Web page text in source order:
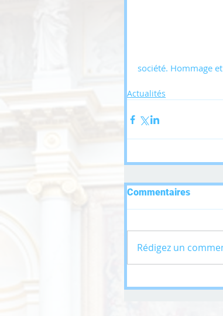
société. Hommage
Actualités
Commentaires
Rédigez un